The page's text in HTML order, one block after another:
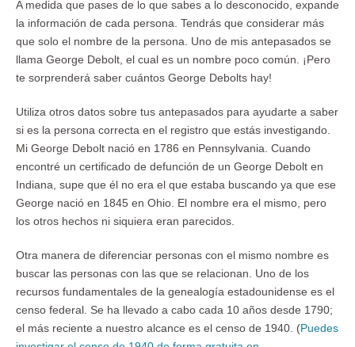
A medida que pases de lo que sabes a lo desconocido, expande
la información de cada persona. Tendrás que considerar más
que solo el nombre de la persona. Uno de mis antepasados se
llama George Debolt, el cual es un nombre poco común. ¡Pero
te sorprenderá saber cuántos George Debolts hay!
Utiliza otros datos sobre tus antepasados para ayudarte a saber
si es la persona correcta en el registro que estás investigando.
Mi George Debolt nació en 1786 en Pennsylvania. Cuando
encontré un certificado de defunción de un George Debolt en
Indiana, supe que él no era el que estaba buscando ya que ese
George nació en 1845 en Ohio. El nombre era el mismo, pero
los otros hechos ni siquiera eran parecidos.
Otra manera de diferenciar personas con el mismo nombre es
buscar las personas con las que se relacionan. Uno de los
recursos fundamentales de la genealogía estadounidense es el
censo federal. Se ha llevado a cabo cada 10 años desde 1790;
el más reciente a nuestro alcance es el censo de 1940. (Puedes